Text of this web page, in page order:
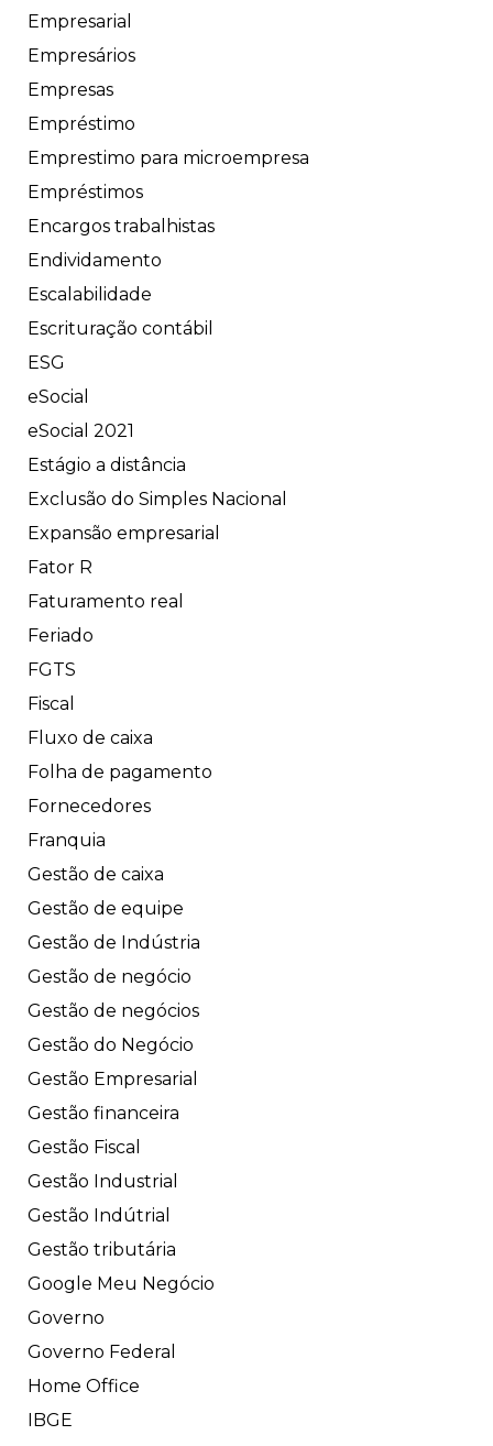
Empresarial
Empresários
Empresas
Empréstimo
Emprestimo para microempresa
Empréstimos
Encargos trabalhistas
Endividamento
Escalabilidade
Escrituração contábil
ESG
eSocial
eSocial 2021
Estágio a distância
Exclusão do Simples Nacional
Expansão empresarial
Fator R
Faturamento real
Feriado
FGTS
Fiscal
Fluxo de caixa
Folha de pagamento
Fornecedores
Franquia
Gestão de caixa
Gestão de equipe
Gestão de Indústria
Gestão de negócio
Gestão de negócios
Gestão do Negócio
Gestão Empresarial
Gestão financeira
Gestão Fiscal
Gestão Industrial
Gestão Indútrial
Gestão tributária
Google Meu Negócio
Governo
Governo Federal
Home Office
IBGE